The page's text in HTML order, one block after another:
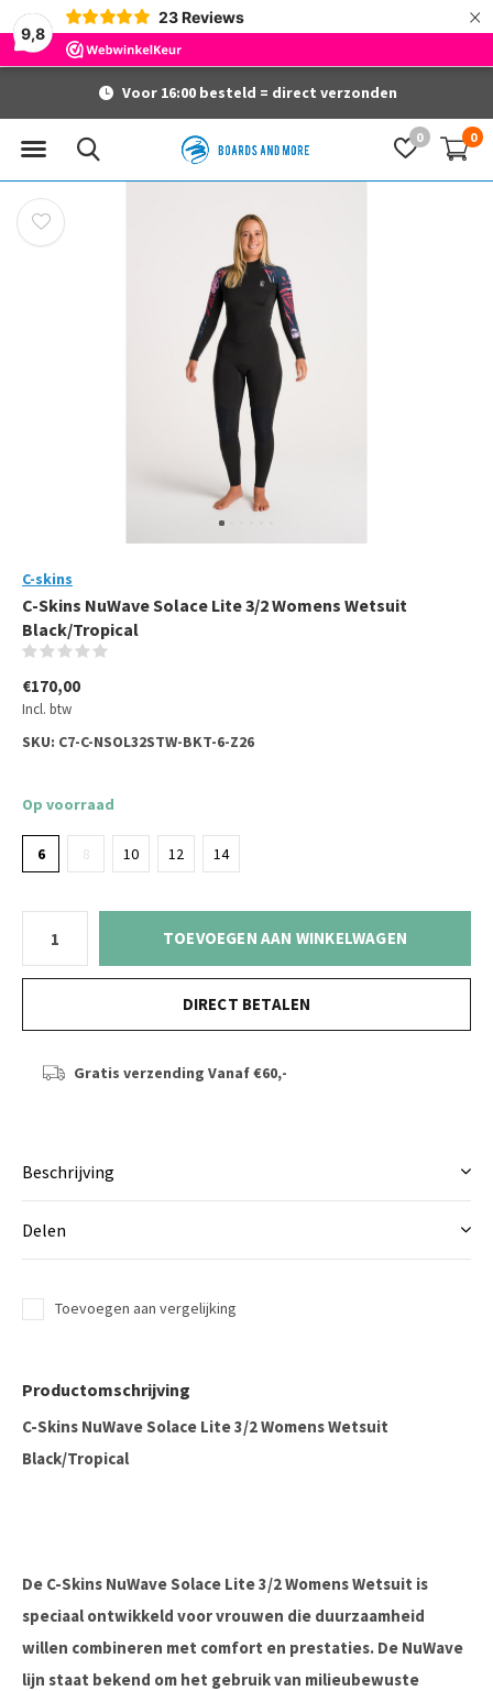
9,8
23 Reviews ×
0 0
Voor 16:00 besteld = direct verzonden
C-skins
C-Skins NuWave Solace Lite 3/2 Womens Wetsuit
Black/Tropical
€170,00
Incl. btw
SKU: C7-C-NSOL32STW-BKT-6-Z26
Op voorraad
6 8 10 12 14
TOEVOEGEN AAN WINKELWAGEN
DIRECT BETALEN
Gratis verzending Vanaf €60,-
Beschrijving
Delen
Toevoegen aan vergelijking
Productomschrijving
C-Skins NuWave Solace Lite 3/2 Womens Wetsuit
Black/Tropical
De C-Skins NuWave Solace Lite 3/2 Womens Wetsuit is
speciaal ontwikkeld voor vrouwen die duurzaamheid
willen combineren met comfort en prestaties. De NuWave
lijn staat bekend om het gebruik van milieubewuste